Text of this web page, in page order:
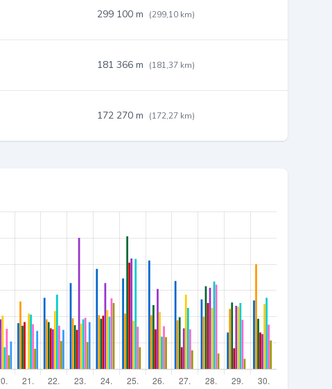
299 100 m (299,10 km)
181 366 m (181,37 km)
172 270 m (172,27 km)